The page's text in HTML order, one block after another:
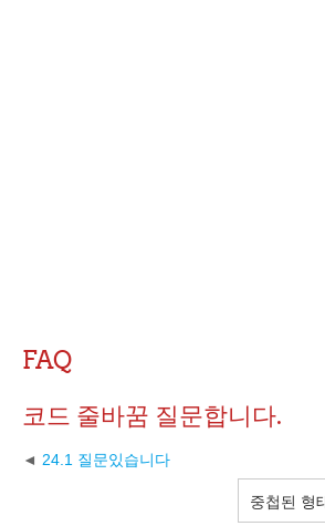
FAQ
코드 줄바꿈 질문합니다.
24.1 질문있습니다